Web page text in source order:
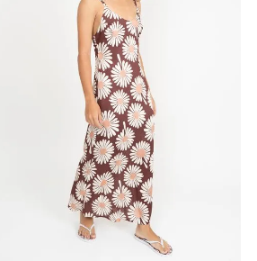
M G
Adicionar ao carrinho